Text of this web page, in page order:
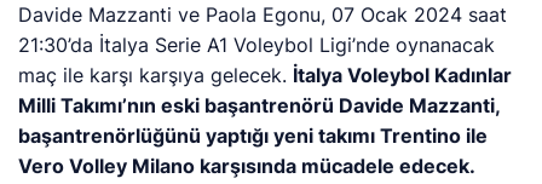
Davide Mazzanti ve Paola Egonu, 07 Ocak 2024 saat
21:30’da İtalya Serie A1 Voleybol Ligi’nde oynanacak
maç ile karşı karşıya gelecek. İtalya Voleybol Kadınlar
Milli Takımı’nın eski başantrenörü Davide Mazzanti,
başantrenörlüğünü yaptığı yeni takımı Trentino ile
Vero Volley Milano karşısında mücadele edecek.